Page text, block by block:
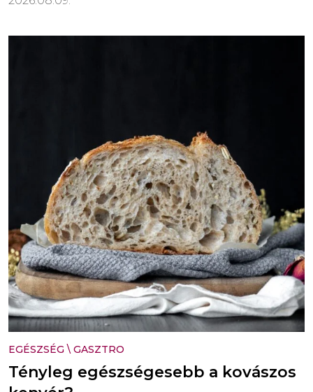
EGÉSZSÉG \ GASZTRO
Tényleg egészségesebb a kovászos